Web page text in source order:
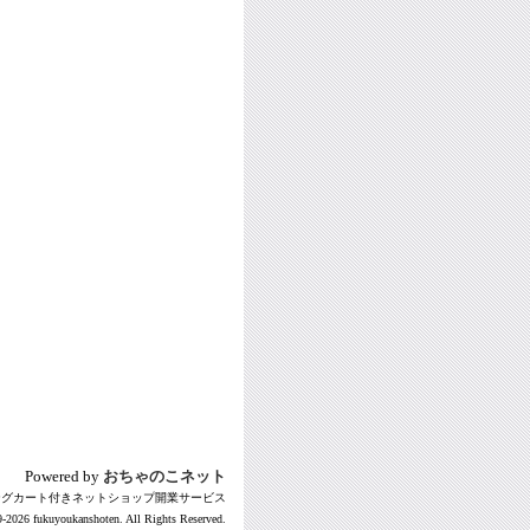
Powered by おちゃのこネット
カート付きネットショップ開業サービス
2026 fukuyoukanshoten. All Rights Reserved.